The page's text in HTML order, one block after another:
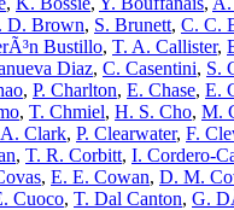
D. Brown, S. Brunett, C. C.
Bustillo, T. A. Callister,
Diaz, C. Casentini, S.
, P. Charlton, E. Chase, E.
, T. Chmiel, H. S. Cho, M.
Clark, P. Clearwater, F.
, T. R. Corbitt, I. Cordero-
, E. E. Cowan, D. M.
Cuoco, T. Dal Canton, G.